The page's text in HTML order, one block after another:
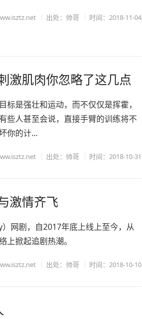
出处：帅哥 时间：2018-11-04
激肌肉你忽略了这几点
是强壮和运动，而不仅仅是挥霍，
些人甚至会说，直接手臂的训练将不
你的计...
出处：帅哥 时间：2018-10-31
激情齐飞
网剧，自2017年底上线上至今，从
上掀起追剧热潮。
出处：帅哥 时间：2018-10-10